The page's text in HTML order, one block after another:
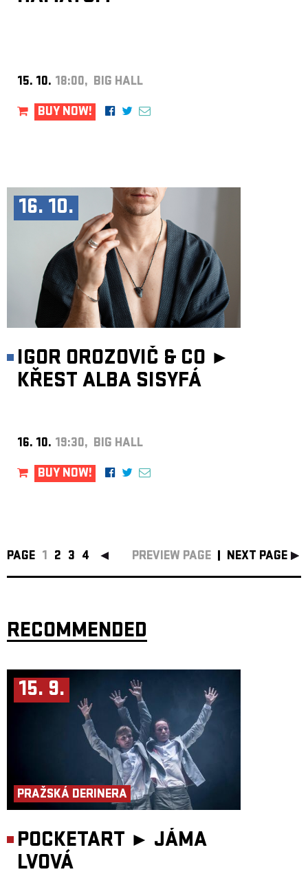
15. 10. 18:00, BIG HALL
BUY NOW!
16. 10.
IGOR OROZOVIČ & CO ►
KŘEST ALBA SISYFÁ
16. 10. 19:30, BIG HALL
BUY NOW!
PAGE 1 2 3 4 PREVIEW PAGE NEXT PAGE
RECOMMENDED
15. 9.
PRAŽSKÁ DERINERA
POCKETART ► JÁMA
LVOVÁ